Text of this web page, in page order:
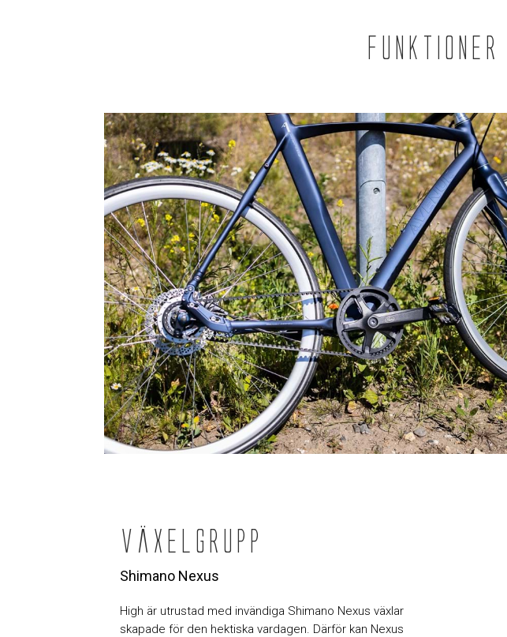
Växelgrupp
Shimano Nexus
High är utrustad med invändiga Shimano Nexus växlar
skapade för den hektiska vardagen. Därför kan Nexus